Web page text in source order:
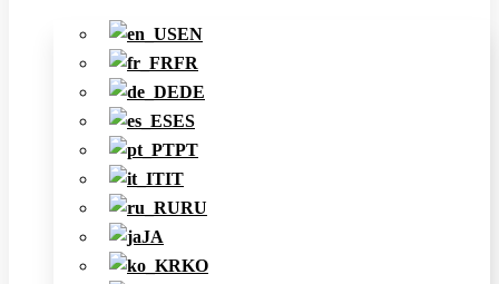
EN
FR
DE
ES
PT
IT
RU
JA
KO